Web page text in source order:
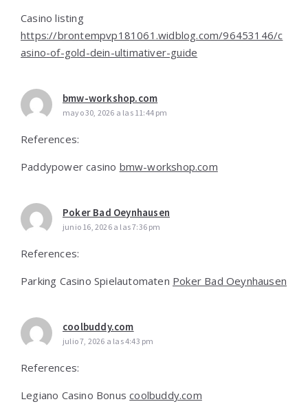
Casino listing
https://brontempvp181061.widblog.com/96453146/c
asino-of-gold-dein-ultimativer-guide
bmw-workshop.com
mayo 30, 2026 a las 11:44 pm
References:
Paddypower casino bmw-workshop.com
Poker Bad Oeynhausen
junio 16, 2026 a las 7:36 pm
References:
Parking Casino Spielautomaten Poker Bad Oeynhausen
coolbuddy.com
julio 7, 2026 a las 4:43 pm
References:
Legiano Casino Bonuscoolbuddy.com